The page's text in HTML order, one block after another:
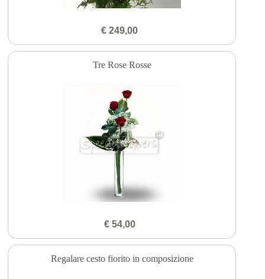
€ 249,00
Tre Rose Rosse
€ 54,00
Regalare cesto fiorito in composizione